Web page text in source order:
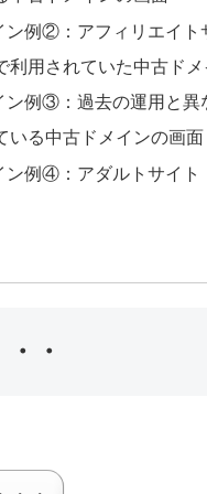
ン例②：アフィリエイト
利用されていた中古ド
ン例③：過去の運用と異
いる中古ドメインの画面
ン例④：アダルトサイト
・